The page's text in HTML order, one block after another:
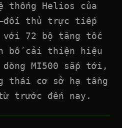
thống Helios của
thủ trực tiếp
với 72 bộ tăng tốc
bố cải thiện hiệu
dòng MI500 sắp tới,
thái cơ sở hạ tầng
trước đến nay.